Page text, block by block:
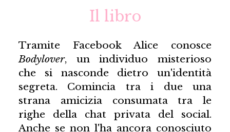
Il libro
Tramite Facebook Alice conosce
Bodylover, un individuo misterioso
che si nasconde dietro un'identità
segreta. Comincia tra i due una
strana amicizia consumata tra le
righe della chat privata del social.
Anche se non l'ha ancora conosciuto